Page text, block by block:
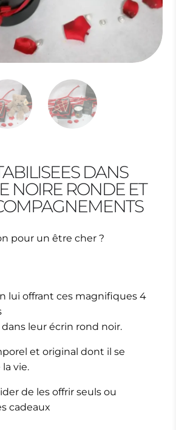
DANS
NOIRE RONDE ET
pour un être cher ?
lui offrant ces magnifiques 4
leur écrin rond noir.
et original dont il se
vie.
de les offrir seuls ou
cadeaux